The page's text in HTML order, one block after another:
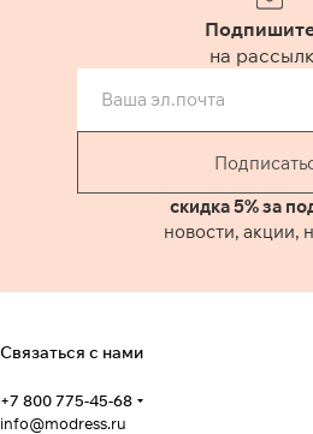
на
скидка 5% за
новости, акции,
Связаться с нами
+7 800 775-45-68
info@modress.ru